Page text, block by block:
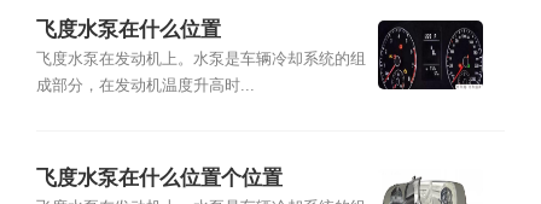
飞度水泵在什么位置
飞度水泵在发动机上。水泵是车辆冷却系统的组
成部分，在发动机温度升高时...
飞度水泵在什么位置个位置